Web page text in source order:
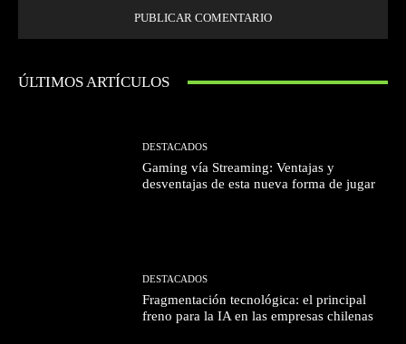
ÚLTIMOS ARTÍCULOS
DESTACADOS
Gaming vía Streaming: Ventajas y
desventajas de esta nueva forma de jugar
DESTACADOS
Fragmentación tecnológica: el principal
freno para la IA en las empresas chilenas